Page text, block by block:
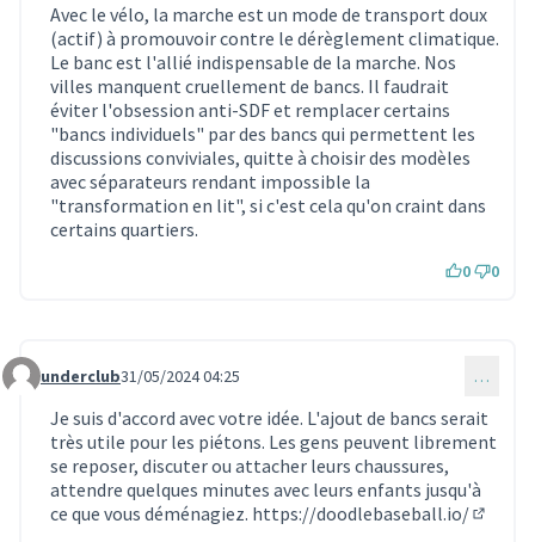
Avec le vélo, la marche est un mode de transport doux
(actif) à promouvoir contre le dérèglement climatique.
Le banc est l'allié indispensable de la marche. Nos
villes manquent cruellement de bancs. Il faudrait
éviter l'obsession anti-SDF et remplacer certains
"bancs individuels" par des bancs qui permettent les
discussions conviviales, quitte à choisir des modèles
avec séparateurs rendant impossible la
"transformation en lit", si c'est cela qu'on craint dans
certains quartiers.
0 0
Commentaire 1190
underclub31/05/2024 04:25 …
Je suis d'accord avec votre idée. L'ajout de bancs serait
très utile pour les piétons. Les gens peuvent librement
se reposer, discuter ou attacher leurs chaussures,
attendre quelques minutes avec leurs enfants jusqu'à
ce que vous déménagiez. https://doodlebaseball.io/